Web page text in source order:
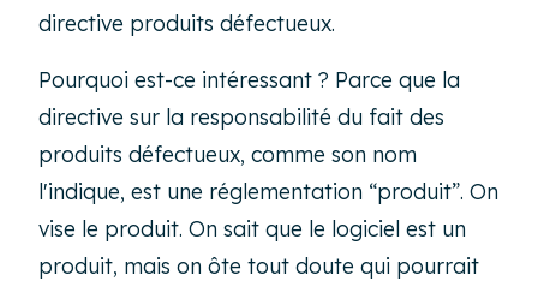
directive produits défectueux.
Pourquoi est-ce intéressant ? Parce que la
directive sur la responsabilité du fait des
produits défectueux, comme son nom
l'indique, est une réglementation “produit”. On
vise le produit. On sait que le logiciel est un
produit, mais on ôte tout doute qui pourrait